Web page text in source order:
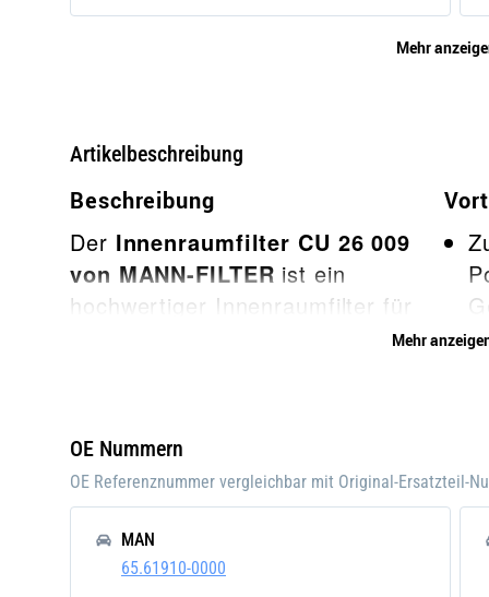
Mehr
Artikelbeschreibung
Beschreibung
Der Innenraumfilter CU 26 009
von MANN-FILTER ist ein
hochwertiger Innenraumfilter für
dein Auto, der zuverlässig Pollen,
Mit dem MANN-FILTER
Innenraumfilter kannst du sicher
sein, dass du jederzeit frische und
saubere Luft in deinem Auto
Mehr
OE Nummern
OE Referenznummer vergleichbar mit Original-Ersatzteil-
MAN
65.61910-0000